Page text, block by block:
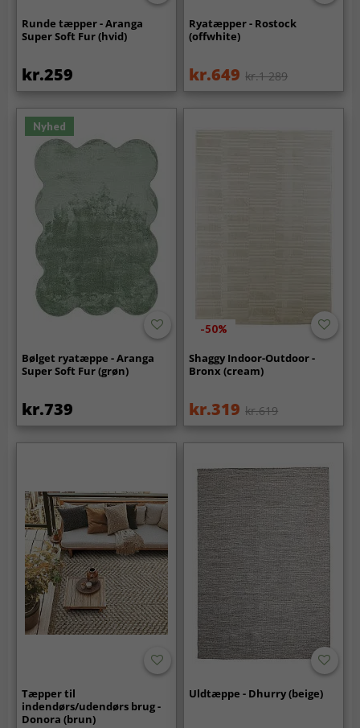
Runde tæpper - Aranga
Super Soft Fur (hvid)
kr.259
Ryatæpper - Rostock
(offwhite)
kr.649 kr.1 289
Nyhed
Bølget ryatæppe - Aranga
Super Soft Fur (grøn)
kr.739
-50%
Shaggy Indoor-Outdoor -
Bronx (cream)
kr.319 kr.619
Tæpper til
indendørs/udendørs brug -
Donora (brun)
Uldtæppe - Dhurry (beige)